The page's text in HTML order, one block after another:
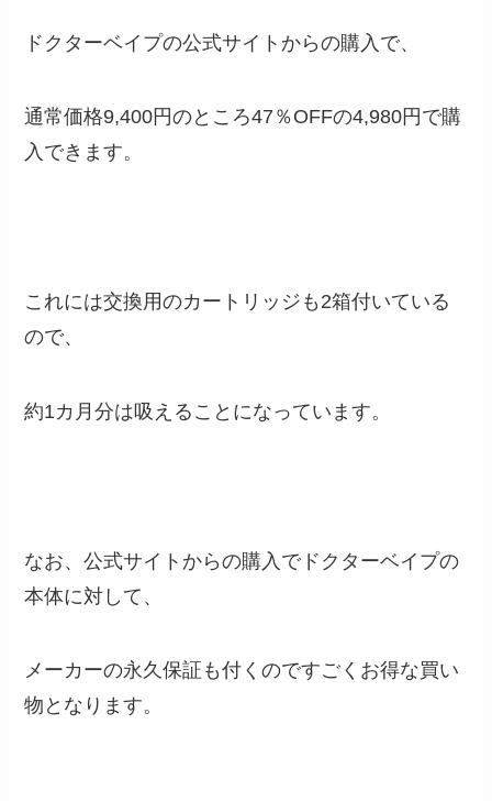
ドクターベイプの公式サイトからの購入で、
通常価格9,400円のところ47％OFFの4,980円で購
入できます。
これには交換用のカートリッジも2箱付いている
ので、
約1カ月分は吸えることになっています。
なお、公式サイトからの購入でドクターベイプの
本体に対して、
メーカーの永久保証も付くのですごくお得な買い
物となります。